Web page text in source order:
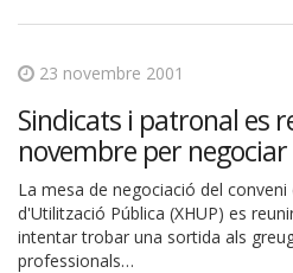
23 novembre 2001
Sindicats i patronal es
novembre per negociar
La mesa de negociació del
d'Utilització Pública (XHUP) es
intentar trobar una sortida als
professionals…